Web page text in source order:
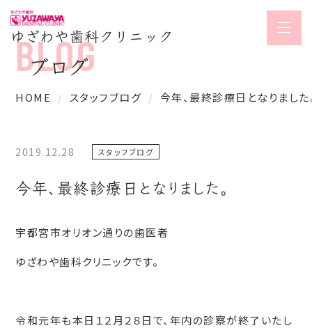
ブログ
HOME スタッフブログ 今年、最終診療日となりました
2019.12.28 スタッフブログ
今年、最終診療日となりました。
宇都宮市オリオン通りの歯医者
ゆざわや歯科クリニックです。
令和元年も本日１２月２８日で、年内の診察が終了いたし